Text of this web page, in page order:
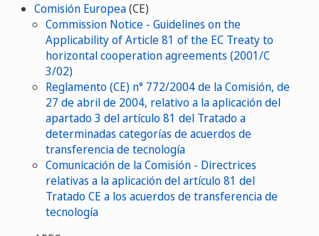
Comisión Europea(CE)
Commission Notice - Guidelines on the
Applicability of Article 81 of the EC Treaty to
horizontal cooperation agreements (2001/C
3/02)
Reglamento (CE) n° 772/2004 de la Comisión, de
27 de abril de 2004, relativo a la aplicación del
apartado 3 del artículo 81 del Tratado a
determinadas categorías de acuerdos de
transferencia de tecnología
Comunicación de la Comisión - Directrices
relativas a la aplicación del artículo 81 del
Tratado CE a los acuerdos de transferencia de
tecnología